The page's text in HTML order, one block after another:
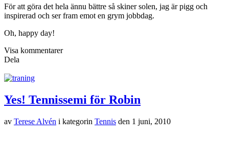
För att göra det hela ännu bättre så skiner solen, jag är pigg och
inspirerad och ser fram emot en grym jobbdag.
Oh, happy day!
Visa kommentarer
Dela
Yes! Tennissemi för Robin
av Terese Alvén i kategorin Tennis den 1 juni, 2010